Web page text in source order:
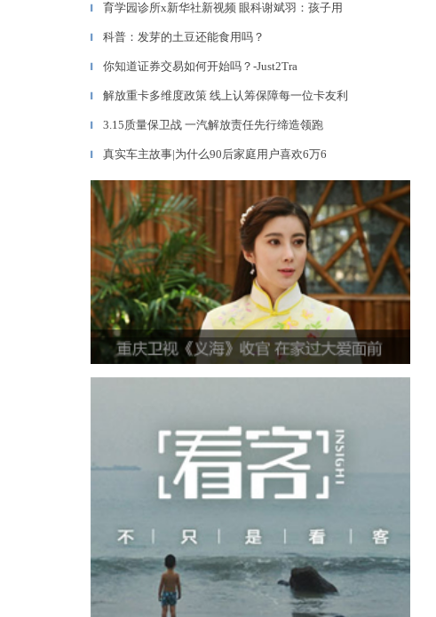
▎ 育学园诊所x新华社新视频 眼科谢斌羽：孩子用
▎ 科普：发芽的土豆还能食用吗？
▎ 你知道证券交易如何开始吗？-Just2Tra
▎ 解放重卡多维度政策 线上认筹保障每一位卡友利
▎ 3.15质量保卫战 一汽解放责任先行缔造领跑
▎ 真实车主故事|为什么90后家庭用户喜欢6万6